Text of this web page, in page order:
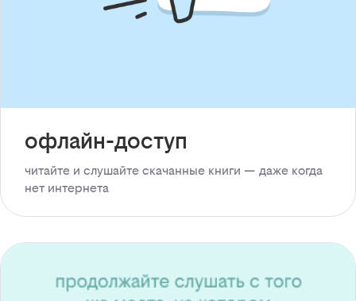
офлайн-доступ
читайте и слушайте скачанные книги — даже когда
нет интернета